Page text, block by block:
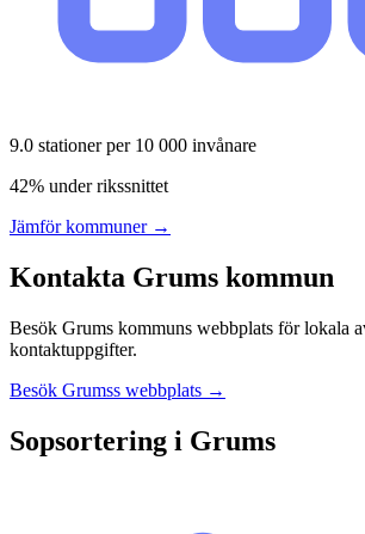
9.0 stationer per 10 000 invånare
42% under rikssnittet
Jämför kommuner →
Kontakta Grums kommun
Besök Grums kommuns webbplats för lokala
kontaktuppgifter.
Besök Grumss webbplats →
Sopsortering i Grums